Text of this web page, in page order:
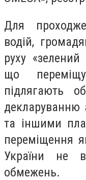
Для
водій,
руху
що
підлягають
та іншими
переміщення
України не
обмежень.